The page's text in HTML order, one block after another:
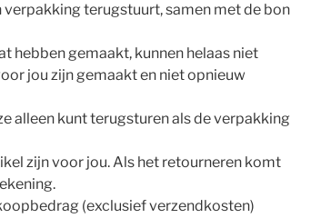
terugstuurt, samen met de bon
hebben gemaakt, kunnen helaas niet
jou zijn gemaakt en niet opnieuw
alleen kunt terugsturen als de verpakking
zijn voor jou. Als het retourneren komt
(exclusief verzendkosten)